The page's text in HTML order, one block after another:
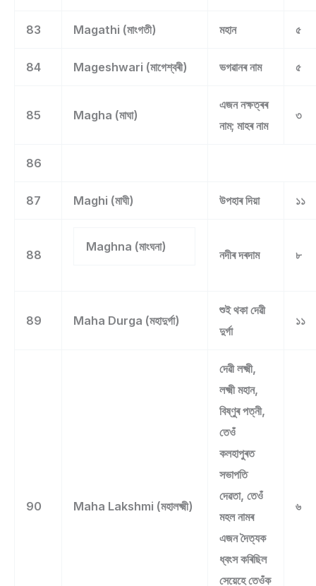
83 Magathi (মাংগতী) মহান ৫
84 Mageshwari (মাগেশ্বৰী) ভগৱানৰ নাম ৫
85 Magha (মাঘা)
এজন নক্ষত্ৰৰ
নাম; মাহৰ নাম
৩
86
87 Maghi (মাঘী) উপহাৰ দিয়া ১১
88
Maghna (মাংঘনা)
নদীৰ দৰদাম ৮
89 Maha Durga (মহাদুৰ্গা)
শুই থকা দেৱী
দুৰ্গা
১১
90 Maha Lakshmi (মহালক্ষ্মী)
দেৱী লক্ষ্মী,
লক্ষ্মী মহান,
বিষ্ণুৰ পত্নী,
তেওঁ
কলহাপুৰত
সভাপতি
দেৱতা, তেওঁ
মহল নামৰ
এজন দৈত্যক
ধ্বংস কৰিছিল
সেয়েহে তেওঁক
৬